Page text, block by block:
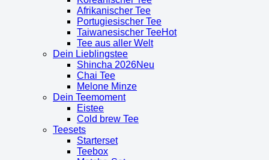
Afrikanischer Tee
Portugiesischer Tee
Taiwanesischer Tee
Tee aus aller Welt
Dein Lieblingstee
Shincha 2026
Chai Tee
Melone Minze
Dein Teemoment
Eistee
Cold brew Tee
Teesets
Starterset
Teebox